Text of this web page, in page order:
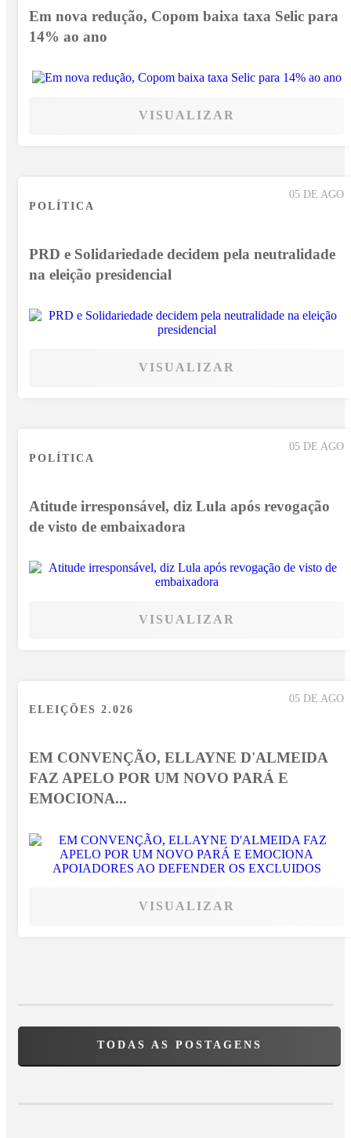
Em nova redução, Copom baixa taxa Selic para
14% ao ano
VISUALIZAR
05 DE AGO
POLÍTICA
PRD e Solidariedade decidem pela neutralidade
na eleição presidencial
VISUALIZAR
05 DE AGO
POLÍTICA
Atitude irresponsável, diz Lula após revogação
de visto de embaixadora
VISUALIZAR
05 DE AGO
ELEIÇÕES 2.026
EM CONVENÇÃO, ELLAYNE D'ALMEIDA
FAZ APELO POR UM NOVO PARÁ E
EMOCIONA...
VISUALIZAR
TODAS AS POSTAGENS